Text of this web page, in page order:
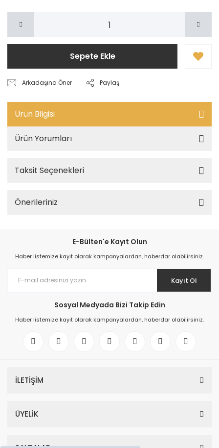
Sepete Ekle
Arkadaşına Öner Paylaş
Ürün Bilgisi
Ürün Yorumları
Taksit Seçenekleri
Önerileriniz
E-Bülten'e Kayıt Olun
Haber listemize kayıt olarak kampanyalardan, haberdar olabilirsiniz.
Kayıt Ol
Sosyal Medyada Bizi Takip Edin
Haber listemize kayıt olarak kampanyalardan, haberdar olabilirsiniz.
İLETİŞİM
ÜYELİK